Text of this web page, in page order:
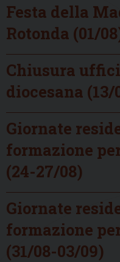
Festa della
Rotonda (01/
Chiusura
diocesana (13/
Giornate
formazione
(24-27/08)
Giornate
formazione
(31/08-03/09)